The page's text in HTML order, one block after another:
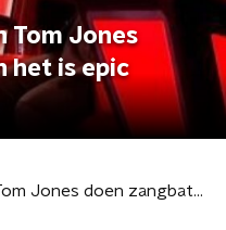
Tom Jones
het is epic
Jennifer Hudson en Tom Jones doen zangbattle en het is epic